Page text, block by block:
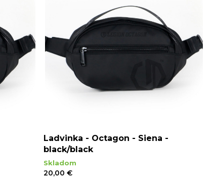
Ladvinka - Octagon - Siena -
black/black
Skladom
20,00 €